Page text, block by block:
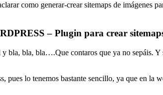
como generar-crear sitemaps de imágenes
– Plugin para crear
bla, bla, bla….Que contaros que ya no sepáis. Y
pues lo tenemos bastante sencillo, ya que en